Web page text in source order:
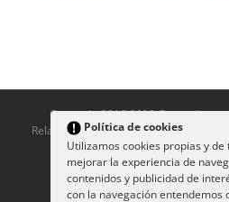
Copyright 2016-2020 Grupo de
Relaciones a través del Arte | Diseño y
Gráfico
Política de cookies
Utilizamos cookies propias y
mejorar la experiencia de
contenidos y publicidad de
con la navegación entendemos